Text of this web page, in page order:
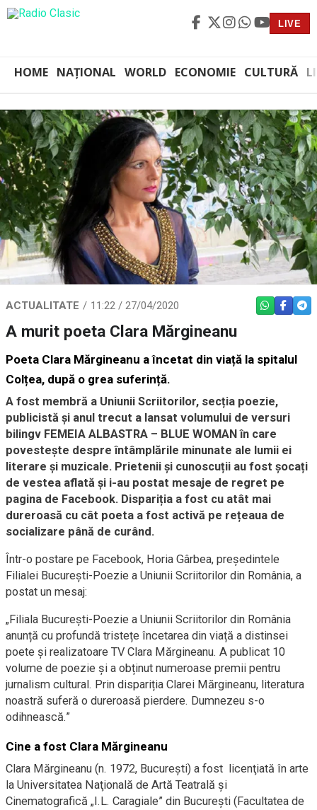
LIVE
HOME NAȚIONAL WORLD ECONOMIE CULTURĂ
ACTUALITATE 11:22 / 27/04/2020 WHATSAPP
A murit poeta Clara Mărgineanu
Poeta Clara Mărgineanu a încetat din viață la spitalul
Colțea, după o grea suferință.
A fost membră a Uniunii Scriitorilor, secția poezie,
publicistă și anul trecut a lansat volumului de versuri
bilingv FEMEIA ALBASTRA – BLUE WOMAN în care
povestește despre întâmplările minunate ale lumii ei
literare și muzicale. Prietenii și cunoscuții au fost șocați
de vestea aflată și i-au postat mesaje de regret pe
pagina de Facebook. Dispariția a fost cu atât mai
dureroasă cu cât poeta a fost activă pe rețeaua de
socializare până de curând.
Într-o postare pe Facebook, Horia Gârbea, președintele
Filialei București-Poezie a Uniunii Scriitorilor din România, a
postat un mesaj:
„Filiala București-Poezie a Uniunii Scriitorilor din România
anunță cu profundă tristețe încetarea din viață a distinsei
poete și realizatoare TV Clara Mărgineanu. A publicat 10
volume de poezie și a obținut numeroase premii pentru
jurnalism cultural. Prin dispariția Clarei Mărgineanu, literatura
noastră suferă o dureroasă pierdere. Dumnezeu s-o
odihnească.”
Cine a fost Clara Mărgineanu
Clara Mărgineanu (n. 1972, Bucureşti) a fost licenţiată în arte
la Universitatea Naţională de Artă Teatrală şi
Cinematografică „I.L. Caragiale” din Bucureşti (Facultatea de